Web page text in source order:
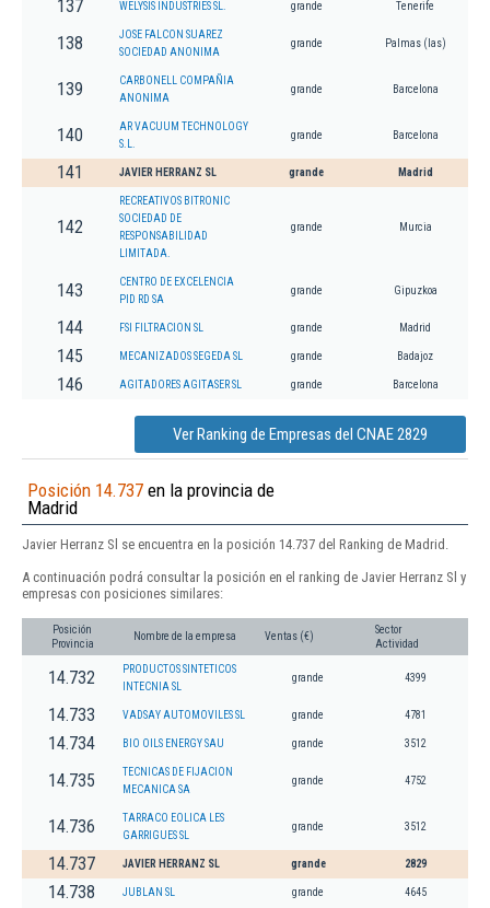
137 WELYSIS INDUSTRIES SL. grande Tenerife
138
JOSE FALCON SUAREZ
SOCIEDAD ANONIMA
grande Palmas (las)
139
CARBONELL COMPAÑIA
ANONIMA
grande Barcelona
140
AR VACUUM TECHNOLOGY
S.L.
grande Barcelona
141 JAVIER HERRANZ SL grande Madrid
142
RECREATIVOS BITRONIC
SOCIEDAD DE
RESPONSABILIDAD
LIMITADA.
grande Murcia
143
CENTRO DE EXCELENCIA
PID RD SA
grande Gipuzkoa
144 FSI FILTRACION SL grande Madrid
145 MECANIZADOS SEGEDA SL grande Badajoz
146 AGITADORES AGITASER SL grande Barcelona
Ver Ranking de Empresas del CNAE 2829
Posición 14.737 en la provincia de
Madrid
Javier Herranz Sl se encuentra en la posición 14.737 del Ranking de Madrid.
A continuación podrá consultar la posición en el ranking de Javier Herranz Sl y
empresas con posiciones similares:
Posición
Provincia
Nombre de la empresa Ventas (€)
Sector
Actividad
14.732
PRODUCTOS SINTETICOS
INTECNIA SL
grande 4399
14.733 VADSAY AUTOMOVILES SL grande 4781
14.734 BIO OILS ENERGY SAU grande 3512
14.735
TECNICAS DE FIJACION
MECANICA SA
grande 4752
14.736
TARRACO EOLICA LES
GARRIGUES SL
grande 3512
14.737 JAVIER HERRANZ SL grande 2829
14.738 JUBLAN SL grande 4645